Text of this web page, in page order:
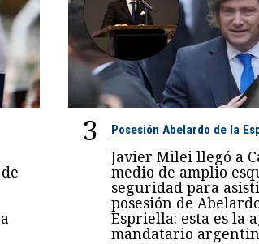
3 Posesión Abelardo de la
Javier Milei llegó a
medio de amplio
seguridad para
posesión de
Espriella: esta es la
mandatario